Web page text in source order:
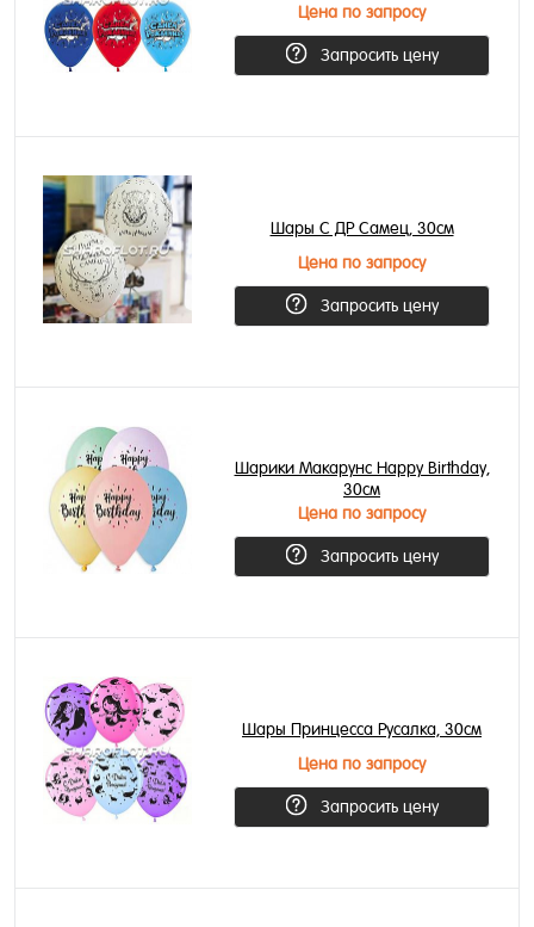
Цена по запросу
Запросить цену
Шары С ДР Самец, 30см
Цена по запросу
Запросить цену
Шарики Макарунс Happy Birthday,
30см
Цена по запросу
Запросить цену
Шары Принцесса Русалка, 30см
Цена по запросу
Запросить цену